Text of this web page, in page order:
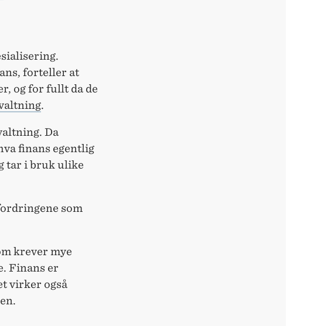
forteller at
og for fullt da de
.
Da
finans egentlig
tar i bruk ulike
som
krever mye
Finans er
virker også